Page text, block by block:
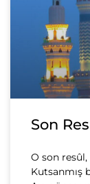
Son
O son resûl,
Kutsanmış